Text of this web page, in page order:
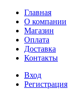
Главная
О компании
Магазин
Оплата
Доставка
Контакты
Вход
Регистрация